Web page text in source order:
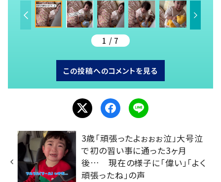
1 / 7
この投稿へのコメントを見る
3歳「頑張ったよぉぉぉ泣」大号泣
で初の習い事に通った3ヶ月
後… 現在の様子に「偉い」「よく
頑張ったね」の声